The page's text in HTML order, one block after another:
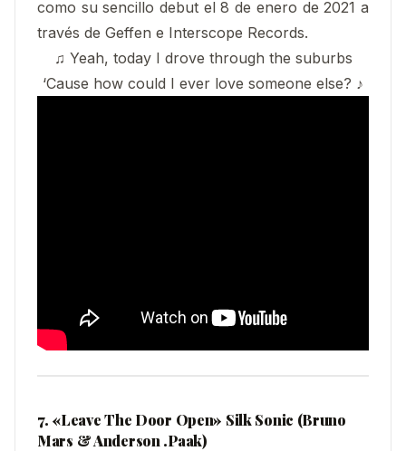
como su sencillo debut el 8 de enero de 2021 a
través de Geffen e Interscope Records.
♫ Yeah, today I drove through the suburbs
‘Cause how could I ever love someone else? ♪
7. «Leave The Door Open» Silk Sonic (Bruno
Mars & Anderson .Paak)